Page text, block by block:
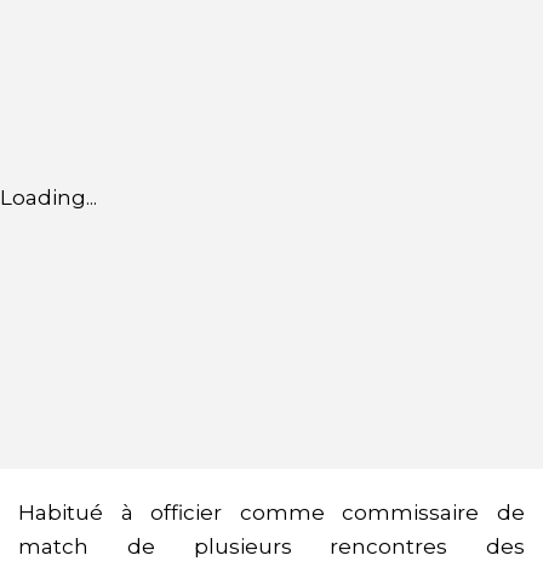
Loading...
Habitué à officier comme commissaire de
match de plusieurs rencontres des